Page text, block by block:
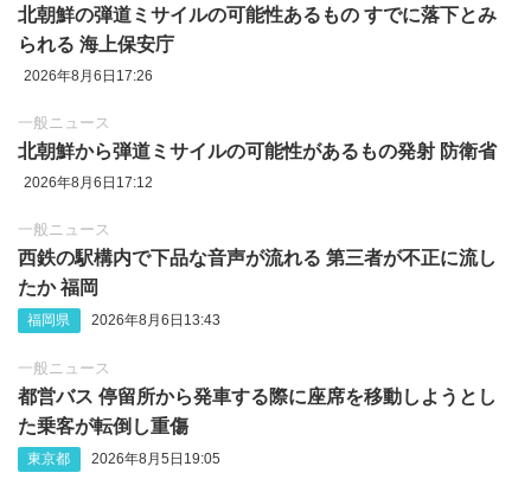
北朝鮮の弾道ミサイルの可能性あるもの すでに落下とみ
られる 海上保安庁
2026年8月6日17:26
一般ニュース
北朝鮮から弾道ミサイルの可能性があるもの発射 防衛省
2026年8月6日17:12
一般ニュース
西鉄の駅構内で下品な音声が流れる 第三者が不正に流し
たか 福岡
福岡県 2026年8月6日13:43
一般ニュース
都営バス 停留所から発車する際に座席を移動しようとし
た乗客が転倒し重傷
東京都 2026年8月5日19:05